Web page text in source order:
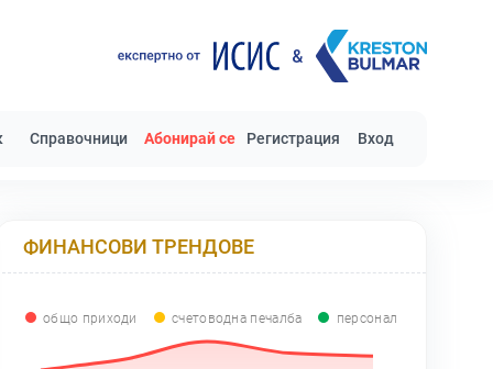
Справочници Абонирай се Регистрация Вход
ФИНАНСОВИ ТРЕНДОВЕ
общо приходи счетоводна печалба персонал